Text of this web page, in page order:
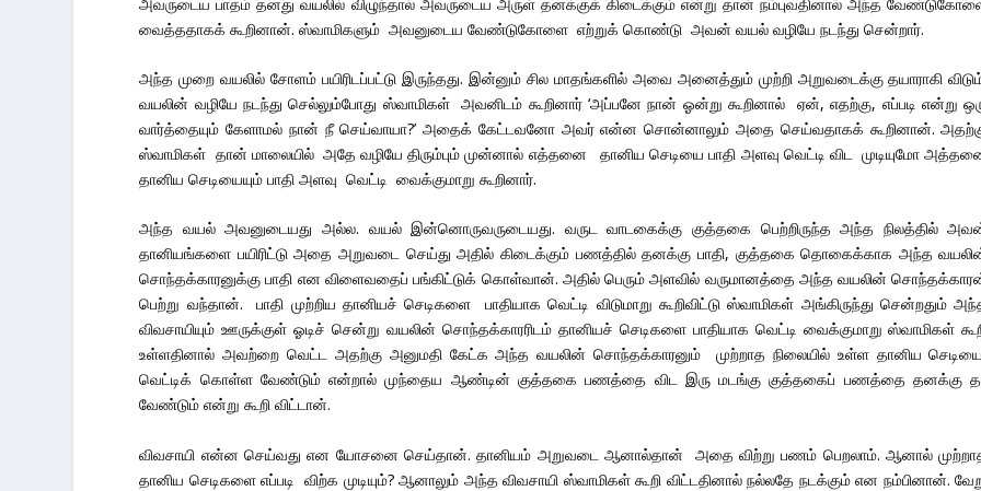
வைத்ததாகக் கூறினான். ஸ்வாமிகளும் அவனுடைய வேண்டுகோளை எற்றுக் கொண்டு அவன் வயல் வழியே நடந்து சென்றார்.
அந்த முறை வயலில் சோளம் பயிரிடப்பட்டு இருந்தது. இன்னும் சில மாதங்களில் அவை அனைத்தும் முற்றி அறுவடைக்கு தயாராகி
வயலின் வழியே நடந்து செல்லும்போது ஸ்வாமிகள் அவனிடம் கூறினார் ‘அப்பனே நான் ஓன்று கூறினால் ஏன், எதற்கு, எப்படி என்று
வார்த்தையும் கேளாமல் நான் நீ செய்வாயா?’ அதைக் கேட்டவனோ அவர் என்ன சொன்னாலும் அதை செய்வதாகக் கூறினான்.
ஸ்வாமிகள் தான் மாலையில் அதே வழியே திரும்பும் முன்னால் எத்தனை தானிய செடியை பாதி அளவு வெட்டி விட முடியுமோ
தானிய செடியையும் பாதி அளவு வெட்டி வைக்குமாறு கூறினார்.
அந்த வயல் அவனுடையது அல்ல. வயல் இன்னொருவருடையது. வருட வாடகைக்கு குத்தகை பெற்றிருந்த அந்த நிலத்தில்
தானியங்களை பயிரிட்டு அதை அறுவடை செய்து அதில் கிடைக்கும் பணத்தில் தனக்கு பாதி, குத்தகை தொகைக்காக அந்த
சொந்தக்காரனுக்கு பாதி என விளைவதைப் பங்கிட்டுக் கொள்வான். அதில் பெரும் அளவில் வருமானத்தை அந்த வயலின்
பெற்று வந்தான். பாதி முற்றிய தானியச் செடிகளை பாதியாக வெட்டி விடுமாறு கூறிவிட்டு ஸ்வாமிகள் அங்கிருந்து சென்றதும்
விவசாயியும் ஊருக்குள் ஓடிச் சென்று வயலின் சொந்தக்காரரிடம் தானியச் செடிகளை பாதியாக வெட்டி வைக்குமாறு ஸ்வாமிகள்
உள்ளதினால் அவற்றை வெட்ட அதற்கு அனுமதி கேட்க அந்த வயலின் சொந்தக்காரனும் முற்றாத நிலையில் உள்ள தானிய செடியை
வெட்டிக் கொள்ள வேண்டும் என்றால் முந்தைய ஆண்டின் குத்தகை பணத்தை விட இரு மடங்கு குத்தகைப் பணத்தை தனக்கு
வேண்டும் என்று கூறி விட்டான்.
விவசாயி என்ன செய்வது என யோசனை செய்தான். தானியம் அறுவடை ஆனால்தான் அதை விற்று பணம் பெறலாம். ஆனால்
தானிய செடிகளை எப்படி விற்க முடியும்? ஆனாலும் அந்த விவசாயி ஸ்வாமிகள் கூறி விட்டதினால் நல்லதே நடக்கும் என நம்பினான்.